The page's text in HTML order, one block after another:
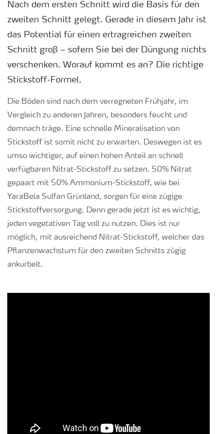
Nach dem ersten Schnitt wird die Basis für den
zweiten Schnitt gelegt. Gerade in diesem Jahr ist
das Potential für einen ertragreichen zweiten
Schnitt groß – sofern Sie bei der Düngung nichts
verschenken. Worauf kommt es an? Die richtige
Stickstoff-Formel.
Die Böden sind nach dem verregneten Frühjahr, im
Vergleich zu anderen Jahren, besonders feucht und
demnach träge. Eine schnelle Mineralisation von
Stickstoff ist somit nicht zu erwarten. Deswegen ist es
umso wichtiger, auf einen hohen Anteil an schnell
verfügbaren Nitrat-Stickstoff zu setzen. 50% Nitrat
gepaart mit 50% Ammonium-Stickstoff, wie bei
YaraBela Sulfan Grünland, sorgen für eine zügige
Stickstoffversorgung. Denn gerade jetzt ist es wichtig,
jeden vegetativen Tag voll zu nutzen. Dies ist nur
möglich, mit ausreichend Nitrat-Stickstoff, welcher das
Pflanzenwachstum für den zweiten Schnitts zügig
ankurbelt.